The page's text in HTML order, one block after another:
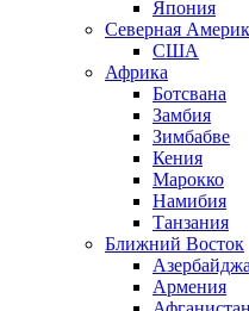
Япония
Северная
США
Африка
Ботсвана
Замбия
Зимбабве
Кения
Марокко
Намибия
Танзания
Ближний Восток
Армения